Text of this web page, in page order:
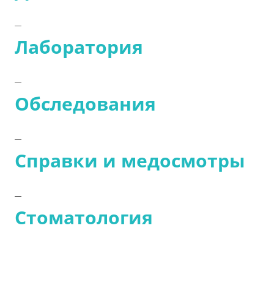
Лаборатория
Обследования
Справки и медосмотры
Стоматология